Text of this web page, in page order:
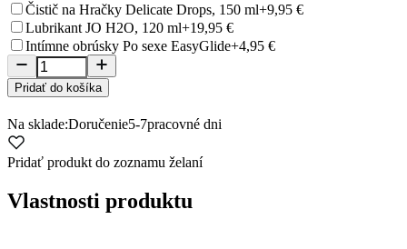
Čistič na Hračky Delicate Drops, 150 ml+9,95 €
Lubrikant JO H2O, 120 ml+19,95 €
Intímne obrúsky Po sexe EasyGlide+4,95 €
Pridať do košíka
Na sklade:Doručenie5-7pracovné dni
Pridať produkt do zoznamu želaní
Vlastnosti produktu